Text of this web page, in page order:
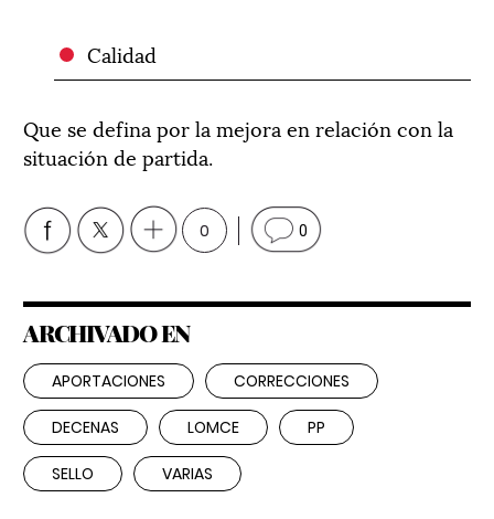
Calidad
Que se defina por la mejora en relación con la
situación de partida.
0 0
ARCHIVADO EN
APORTACIONES CORRECCIONES
DECENAS LOMCE PP
SELLO VARIAS